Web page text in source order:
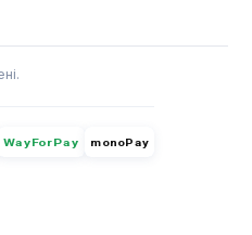
WayForPay monoPay